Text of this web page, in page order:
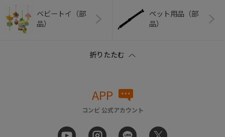
ベビートイ（部
品）
ペット用品（部
品）
APP
コンビ 公式アカウント